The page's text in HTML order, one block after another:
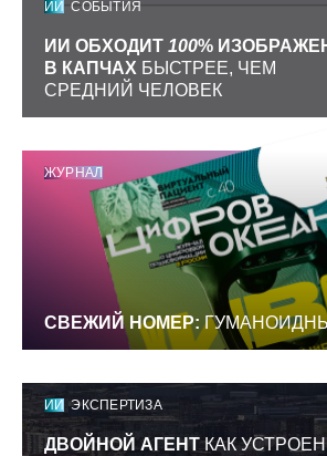
ИИ СОБЫТИЯ
ИИ ОБХОДИТ 100%
В КАПЧАХ БЫСТРЕЕ, ЧЕМ
СРЕДНИЙ ЧЕЛОВЕК
ЖУРНАЛ
СВЕЖИЙ НОМЕР:
ИИ ЭКСПЕРТИЗА
ДВОЙНОЙ АГЕНТКАК